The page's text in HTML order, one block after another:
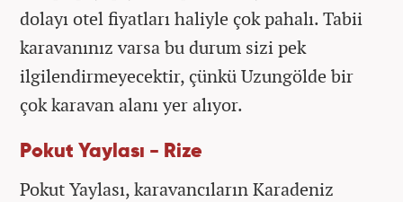
dolayı otel fiyatları haliyle çok pahalı. Tabii
karavanınız varsa bu durum sizi pek
ilgilendirmeyecektir, çünkü Uzungölde bir
çok karavan alanı yer alıyor.
Pokut Yaylası - Rize
Pokut Yaylası, karavancıların Karadeniz